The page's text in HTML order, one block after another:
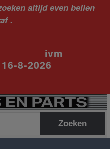
altijd even bellen
.
8-2026
Zoeken